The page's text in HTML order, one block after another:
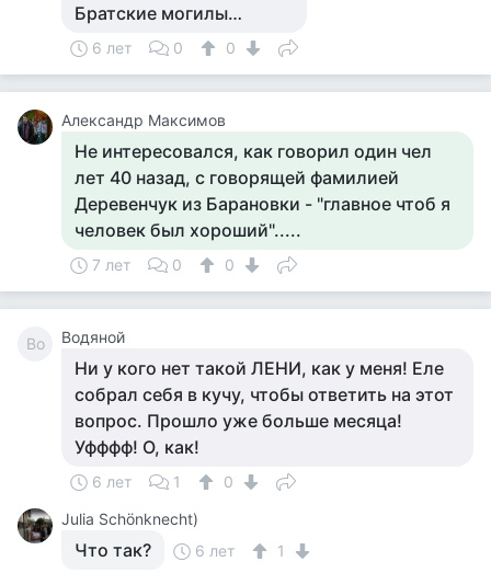
Братские могилы…
6 лет 0 0
Александр Максимов
Не интересовался, как говорил один чел
лет 40 назад, с говорящей фамилией
Деревенчук из Барановки - "главное чтоб я
человек был хороший".....
7 лет 0 0
Во Водяной
Ни у кого нет такой ЛЕНИ, как у меня! Еле
собрал себя в кучу, чтобы ответить на этот
вопрос. Прошло уже больше месяца!
Уфффф! О, как!
6 лет 1
0
Julia Schönknecht)
Что так? 6 лет 1